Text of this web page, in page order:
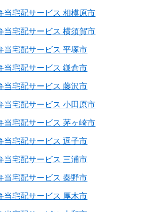
当宅配サービス 相模原市
当宅配サービス 横須賀市
当宅配サービス 平塚市
当宅配サービス 鎌倉市
当宅配サービス 藤沢市
当宅配サービス 小田原市
当宅配サービス 茅ヶ崎市
当宅配サービス 逗子市
当宅配サービス 三浦市
当宅配サービス 秦野市
当宅配サービス 厚木市